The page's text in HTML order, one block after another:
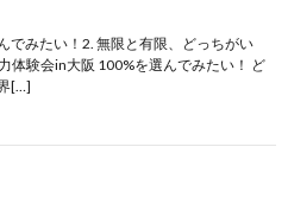
でみたい！2. 無限と有限、どっちがい
体験会in大阪 100%を選んでみたい！ ど
[…]